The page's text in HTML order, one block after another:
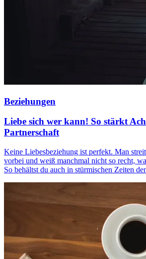
Beziehungen
Liebe sich wer kann! So stärkt
Partnerschaft
Keine Liebesbeziehung ist perfekt. Man
vorbei und weiß manchmal nicht so recht,
So behältst du auch in stürmischen Zeiten